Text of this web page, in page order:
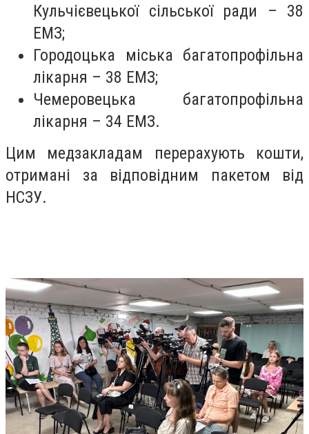
Кульчієвецької сільської ради – 38
ЕМЗ;
Городоцька міська багатопрофільна
лікарня – 38 ЕМЗ;
Чемеровецька багатопрофільна
лікарня – 34 ЕМЗ.
Цим медзакладам перерахують кошти,
отримані за відповідним пакетом від
НСЗУ.